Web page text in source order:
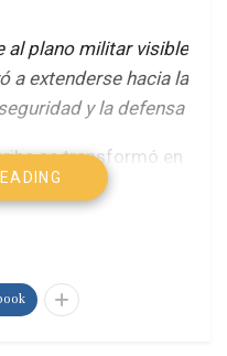
al plano militar visible
a extenderse hacia la
y la defensa
se transformó en
Frente a las
naval, en la